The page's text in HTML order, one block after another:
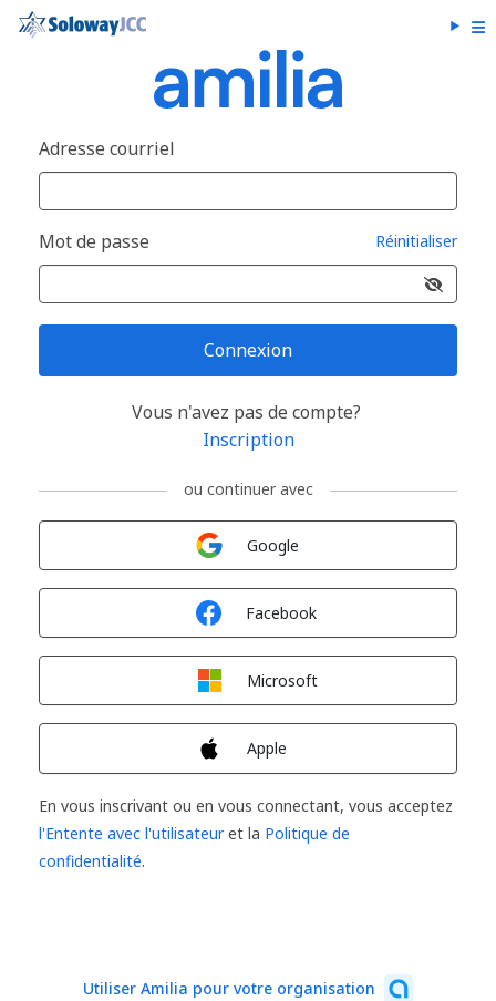
Adresse courriel
Mot de passe Réinitialiser
Connexion
Vous n'avez pas de compte?
Inscription
ou continuer avec
Google
Facebook
Microsoft
Apple
En vous inscrivant ou en vous connectant, vous acceptez
l'Entente avec l'utilisateuret la Politique de
confidentialité.
Utiliser Amilia pour votre organisation